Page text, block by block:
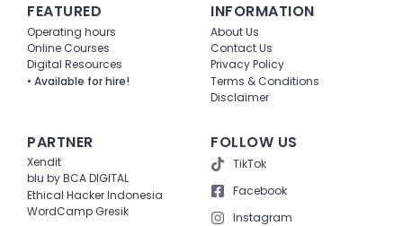
FEATURED
Operating hours
Online Courses
Digital Resources
• Available for hire!
INFORMATION
About Us
Contact Us
Privacy Policy
Terms & Conditions
Disclaimer
PARTNER
Xendit
blu by BCA DIGITAL
Ethical Hacker Indonesia
WordCamp Gresik
FOLLOW US
TikTok
Facebook
Instagram